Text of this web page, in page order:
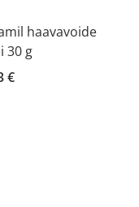
haavavoide
30 g
€